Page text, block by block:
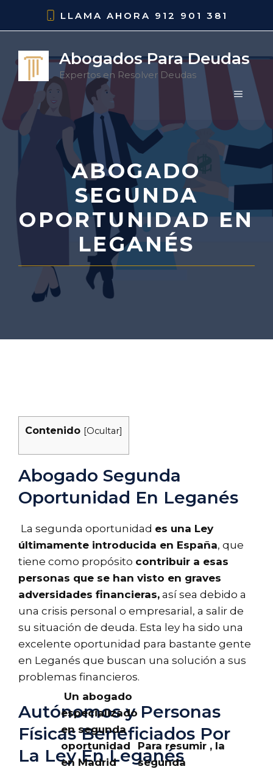
LLAMA AHORA 912 901 381
Abogados Para Deudas
Expertos en Resolver Deudas
MENÚ
ABOGADO
SEGUNDA
OPORTUNIDAD EN
LEGANÉS
Contenido [Ocultar]
Abogado Segunda
Oportunidad En Leganés
La segunda oportunidad es una Ley
últimamente introducida en España, que
tiene como propósito contribuir a esas
personas que se han visto en graves
adversidades financieras, así sea debido a
una crisis personal o empresarial, a salir de
su situación de deuda. Esta ley ha sido una
excelente oportunidad para bastante gente
en Leganés que buscan una solución a sus
problemas financieros.
Autónomos y Personas
Físicas Beneficiados Por
La Ley En Leganés
Un abogado
especializado
en segunda
oportunidad
en Madrid
Para resumir , la
segunda